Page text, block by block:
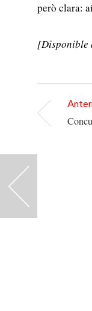
<
però clara:
​[Disponible